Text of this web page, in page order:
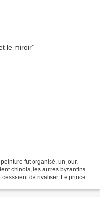
fut organisé, un jour,
chinois, les autres byzantins.
de rivaliser. Le prince